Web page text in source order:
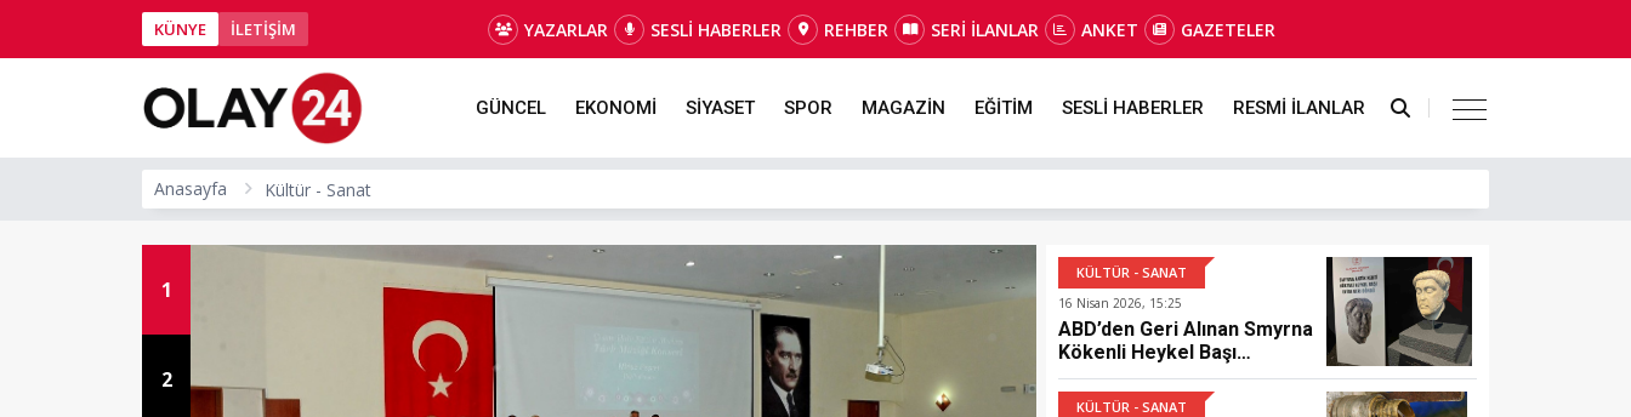
KÜNYE İLETİŞİM YAZARLAR SESLİ HABERLER REHBER SERİ İLANLAR ANKET GAZETELER
GÜNCEL EKONOMİ SİYASET SPOR MAGAZİN EĞİTİM SESLİ HABERLER RESMİ İLANLAR
Anasayfa Kültür - Sanat
1
2
KÜLTÜR - SANAT
16 Nisan 2026, 15:25
ABD’den Geri Alınan Smyrna
Kökenli Heykel Başı
İzmir’de Sergileniyor
KÜLTÜR - SANAT